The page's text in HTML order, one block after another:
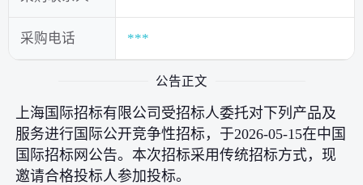
采购电话 ***
公告正文
上海国际招标有限公司受招标人委托对下列产品及
服务进行国际公开竞争性招标，于2026-05-15在中国
国际招标网公告。本次招标采用传统招标方式，现
邀请合格投标人参加投标。